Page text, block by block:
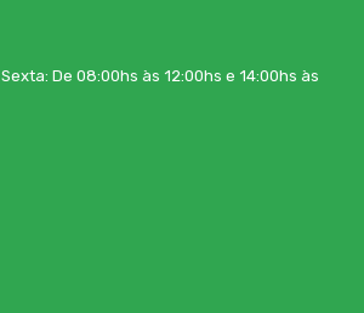
De 08:00hs às 12:00hs e 14:00hs às